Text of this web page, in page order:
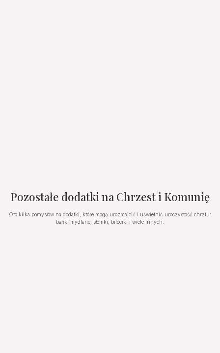
Pozostałe dodatki na Chrzest i Komunię
Oto kilka pomysłów na dodatki, które mogą urozmaicić i uświetnić uroczystość chrztu:
bańki mydlane, słomki, bileciki i wiele innych.